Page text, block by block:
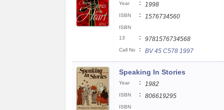
Year : 1998
ISBN : 1576734560
ISBN
13
: 9781576734568
Call No : BV 45 C578 1997
Speaking In Stories
Year : 1982
ISBN : 806619295
ISBN